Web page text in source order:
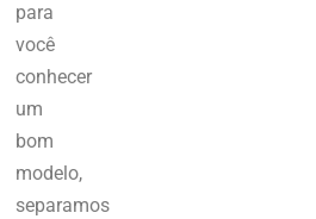
para
você
conhecer
um
bom
modelo,
separamos